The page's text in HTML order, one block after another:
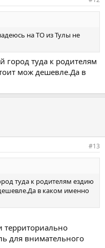
на ТО из Тулы не
город туда к родителям
мож дешевле.Да в
#13
туда к родителям ездию
в каком именно
территориально
для внимательного